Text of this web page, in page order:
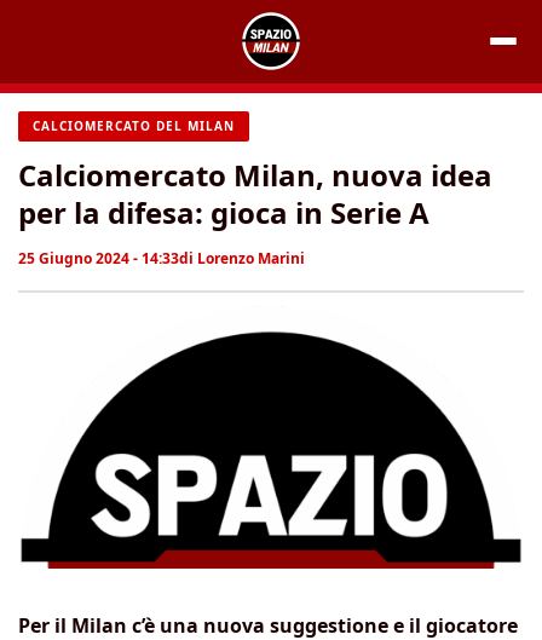
contenuto
CALCIOMERCATO DEL MILAN
Calciomercato Milan, nuova idea
per la difesa: gioca in Serie A
25 Giugno 2024 - 14:33di Lorenzo Marini
Per il Milan c’è una nuova suggestione e il giocatore